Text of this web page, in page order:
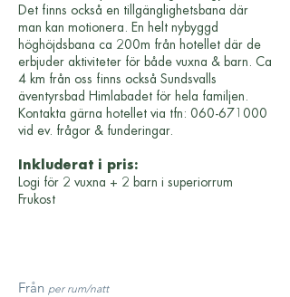
Det finns också en tillgänglighetsbana där
man kan motionera. En helt nybyggd
höghöjdsbana ca 200m från hotellet där de
erbjuder aktiviteter för både vuxna & barn. Ca
4 km från oss finns också Sundsvalls
äventyrsbad Himlabadet för hela familjen.
Kontakta gärna hotellet via tfn: 060-671000
vid ev. frågor & funderingar.
Inkluderat i pris:
Logi för 2 vuxna + 2 barn i superiorrum
Frukost
Från per rum/natt